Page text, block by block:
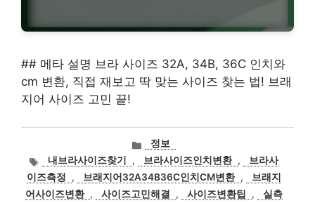
## 메타 설명 브라 사이즈 32A, 34B, 36C 인치와
cm 변환, 직접 재보고 딱 맞는 사이즈 찾는 법! 브래
지어 사이즈 고민 끝!
카
테
고
리
정보
태
그
내브라사이즈찾기 , 브라사이즈인치변환 ,
브라사
이즈측정
, 브래지어32A34B36C인치CM변환 ,
브래지
어사이즈변환 , 사이즈고민해결 , 사이즈변환팁 ,
실측